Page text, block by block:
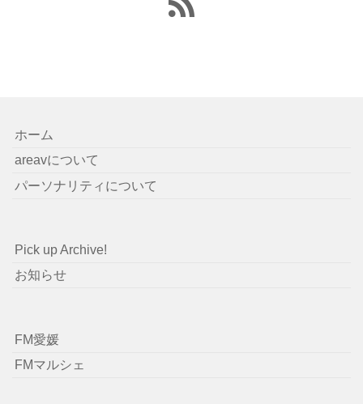
ホーム
areavについて
パーソナリティについて
Pick up Archive!
お知らせ
FM愛媛
FMマルシェ